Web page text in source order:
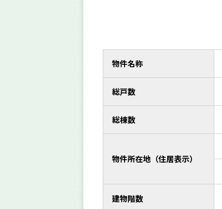
物件名称
総戸数
総棟数
物件所在地（住居表示）
建物階数